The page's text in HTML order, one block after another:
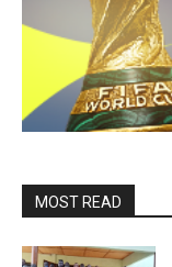
MOST READ